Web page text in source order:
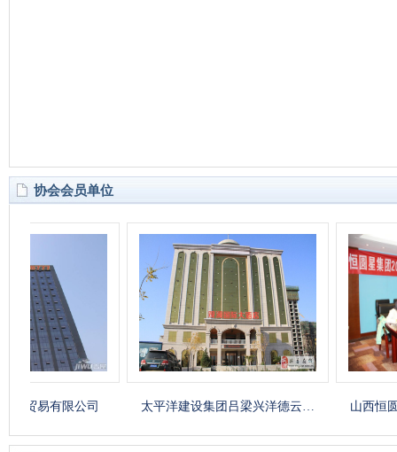
协会会员单位
易有限公司 太平洋建设集团吕梁兴洋德云… 山西恒圆星